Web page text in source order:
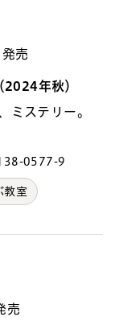
売
年秋）
ミステリー。
0577-9
教室
売